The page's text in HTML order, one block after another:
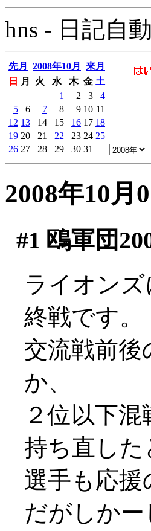
hns - 日記自
先月 2008年10月
来月
日
月 火 水 木 金 土
1
2 3
4
5
6 7 8 9 10 11
12 13 14 15 16 17 18
19 20 21 22 23 24 25
26 27 28 29 30 31
2008年10月
#1 鴎軍団
ライオン
終戦です。
交流戦前
か、
２位以下
持ち直し
選手も応
だがしか